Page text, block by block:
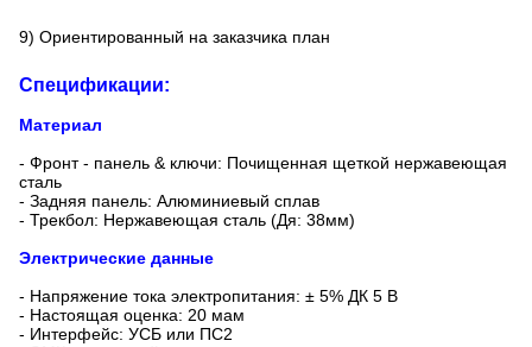
9) Ориентированный на заказчика план
Спецификации:
Материал
- Фронт - панель & ключи: Почищенная щеткой нержавеющая
сталь
- Задняя панель: Алюминиевый сплав
- Трекбол: Нержавеющая сталь (Дя: 38мм)
Электрические данные
- Напряжение тока электропитания: ± 5% ДК 5 В
- Настоящая оценка: 20 мам
- Интерфейс: УСБ или ПС2